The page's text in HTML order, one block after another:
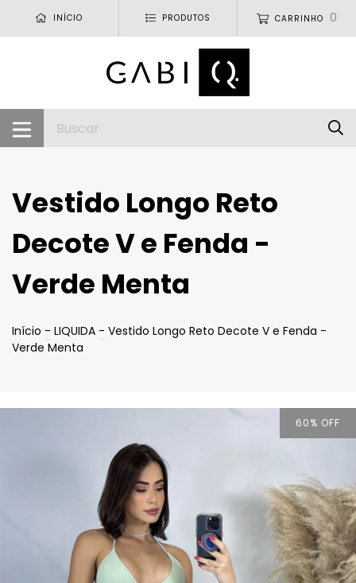
INÍCIO PRODUTOS CARRINHO 0
Vestido Longo Reto
Decote V e Fenda -
Verde Menta
Início - LIQUIDA - Vestido Longo Reto Decote V e Fenda -
Verde Menta
60% OFF